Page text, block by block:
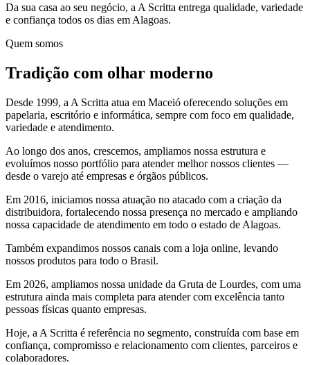
Da sua casa ao seu negócio, a A Scritta entrega qualidade, variedade
e confiança todos os dias em Alagoas.
Quem somos
Tradição com olhar moderno
Desde 1999, a A Scritta atua em Maceió oferecendo soluções em
papelaria, escritório e informática, sempre com foco em qualidade,
variedade e atendimento.
Ao longo dos anos, crescemos, ampliamos nossa estrutura e
evoluímos nosso portfólio para atender melhor nossos clientes —
desde o varejo até empresas e órgãos públicos.
Em 2016, iniciamos nossa atuação no atacado com a criação da
distribuidora, fortalecendo nossa presença no mercado e ampliando
nossa capacidade de atendimento em todo o estado de Alagoas.
Também expandimos nossos canais com a loja online, levando
nossos produtos para todo o Brasil.
Em 2026, ampliamos nossa unidade da Gruta de Lourdes, com uma
estrutura ainda mais completa para atender com excelência tanto
pessoas físicas quanto empresas.
Hoje, a A Scritta é referência no segmento, construída com base em
confiança, compromisso e relacionamento com clientes, parceiros e
colaboradores.